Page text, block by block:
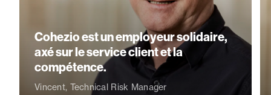
Cohezio est un employeur solidaire,
axé sur le service client et la
compétence.
Vincent, Technical Risk Manager